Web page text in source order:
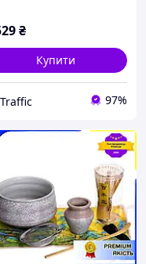
₴
Купити
97%